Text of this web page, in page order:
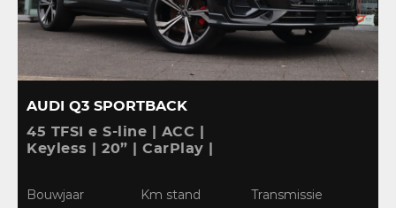
AUDI Q3 SPORTBACK
45 TFSI e S-line | ACC |
Keyless | 20” | CarPlay |
Bouwjaar Km stand Transmissie